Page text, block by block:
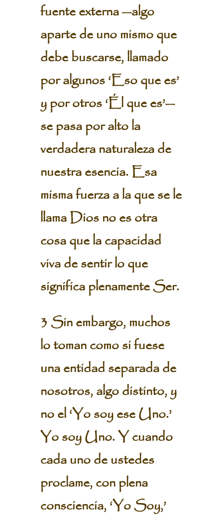
fuente externa —algo
aparte de uno mismo que
debe buscarse, llamado
por algunos ‘Eso que es’
y por otros ‘Él que es’—
se pasa por alto la
verdadera naturaleza de
nuestra esencia. Esa
misma fuerza a la que se le
llama Dios no es otra
cosa que la capacidad
viva de sentir lo que
significa plenamente Ser.
3 Sin embargo, muchos
lo toman como si fuese
una entidad separada de
nosotros, algo distinto, y
no el ‘Yo soy ese Uno.’
Yo soy Uno. Y cuando
cada uno de ustedes
proclame, con plena
consciencia, ‘Yo Soy,’